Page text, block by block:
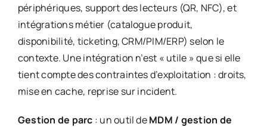
périphériques, support des lecteurs (QR, NFC), et
intégrations métier (catalogue produit,
disponibilité, ticketing, CRM/PIM/ERP) selon le
contexte. Une intégration n’est « utile » que si elle
tient compte des contraintes d’exploitation : droits,
mise en cache, reprise sur incident.
Gestion de parc : un outil deMDM / gestion de